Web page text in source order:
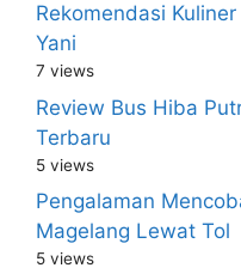
Rekomendasi
Yani
7 views
Review Bus Hiba
Terbaru
5 views
Pengalaman
Magelang Lewat Tol
5 views